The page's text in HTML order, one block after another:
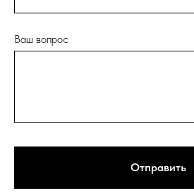
Ваш вопрос
Отправить